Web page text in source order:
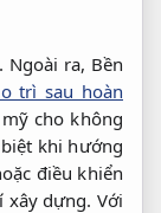
Ngoài ra, Bền
trì sau hoàn
cho không
khi hướng
điều khiển
xây dựng. Với